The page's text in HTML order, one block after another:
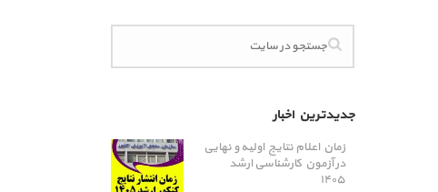
جدیدترین اخبار
زمان اعلام نتایج اولیه و نهایی
در آزمون کارشناسی ارشد
۱۴۰۵